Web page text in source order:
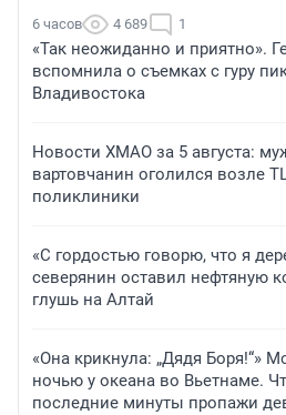
6 часов 4 689 1
«Так неожиданно и приятно».
вспомнила о съемках с гуру
Владивостока
Новости ХМАО за 5 августа:
вартовчанин оголился возле
поликлиники
«С гордостью говорю, что я
северянин оставил нефтяную
глушь на Алтай
«Она крикнула: „Дядя Боря!“»
ночью у океана во Вьетнаме.
последние минуты пропажи